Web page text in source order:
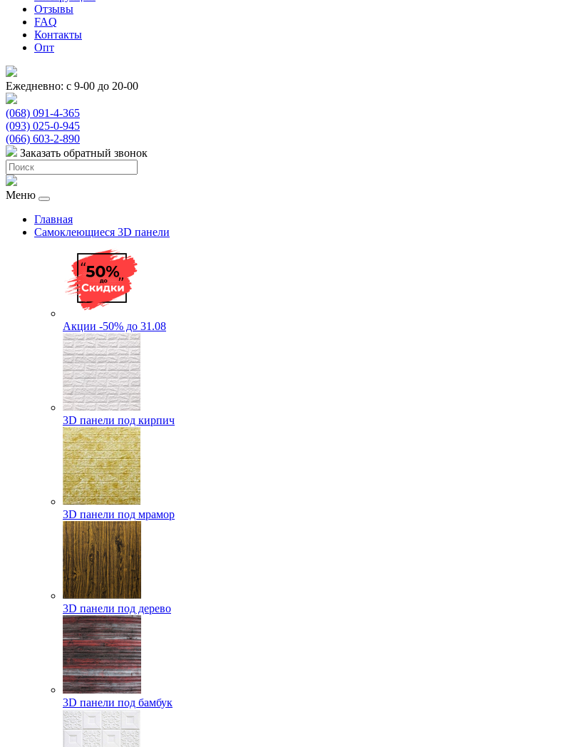
Отзывы
FAQ
Контакты
Опт
Ежедневно: с 9-00 до 20-00
(068) 091-4-365
(093) 025-0-945
(066) 603-2-890
Заказать обратный звонок
Меню
Главная
Самоклеющиеся 3D панели
Акции -50% до 31.08
3D панели под кирпич
3D панели под мрамор
3D панели под дерево
3D панели под бамбук